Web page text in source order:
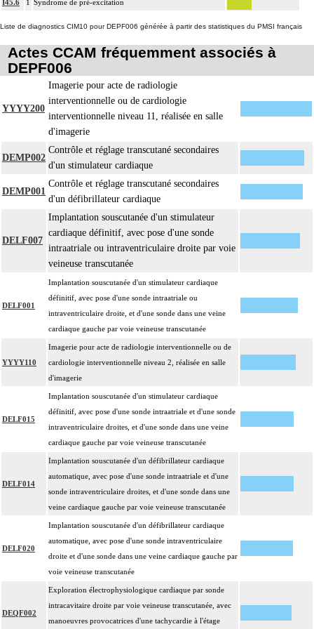
4 La suture d'un vaisseau inclut l'angioplastie d'élargissement.
4 Le pontage artériel inclut la thromboendartériectomie de contigüité.
4
Les actes sur le thorax, par thoracoscopie incluent l'évacuation de collection
intrathoracique associée, la pose de drain pleural et/ou péricardique.
Les actes sur le thorax, par thoracotomie incluent l'évacuation de collection
intrathoracique associée, la pose de drain pleural et/ou péricardique.
Les actes avec dérivation vasculaire [shunt] incluent la pose d'une dérivation
inerte ou pulsée, et son ablation.
4
Facturation : les suppléments de numérisation ou la radioscopie de longue
durée sous ampli de brillance (chapitre 19) ne peuvent pas être facturés avec les
I45.6 1 Syndrome de pré-excitation
Liste de diagnostics CIM10 pour DEPF006 générée à partir des statistiques du PMSI français
Actes CCAM fréquemment associés à
DEPF006
YYYY200
Imagerie pour acte de radiologie
interventionnelle ou de cardiologie
interventionnelle niveau 11, réalisée en salle
d'imagerie
DEMP002
Contrôle et réglage transcutané secondaires
d'un stimulateur cardiaque
DEMP001
Contrôle et réglage transcutané secondaires
d'un défibrillateur cardiaque
DELF007
Implantation souscutanée d'un stimulateur
cardiaque définitif, avec pose d'une sonde
intraatriale ou intraventriculaire droite par voie
veineuse transcutanée
DELF001
Implantation souscutanée d'un stimulateur cardiaque
définitif, avec pose d'une sonde intraatriale ou
intraventriculaire droite, et d'une sonde dans une veine
cardiaque gauche par voie veineuse transcutanée
YYYY110
Imagerie pour acte de radiologie interventionnelle ou de
cardiologie interventionnelle niveau 2, réalisée en salle
d'imagerie
DELF015
Implantation souscutanée d'un stimulateur cardiaque
définitif, avec pose d'une sonde intraatriale et d'une sonde
intraventriculaire droites, et d'une sonde dans une veine
cardiaque gauche par voie veineuse transcutanée
DELF014
Implantation souscutanée d'un défibrillateur cardiaque
automatique, avec pose d'une sonde intraatriale et d'une
sonde intraventriculaire droites, et d'une sonde dans une
veine cardiaque gauche par voie veineuse transcutanée
DELF020
Implantation souscutanée d'un défibrillateur cardiaque
automatique, avec pose d'une sonde intraventriculaire
droite et d'une sonde dans une veine cardiaque gauche par
voie veineuse transcutanée
DEQF002
Exploration électrophysiologique cardiaque par sonde
intracavitaire droite par voie veineuse transcutanée, avec
manoeuvres provocatrices d'une tachycardie à l'étage